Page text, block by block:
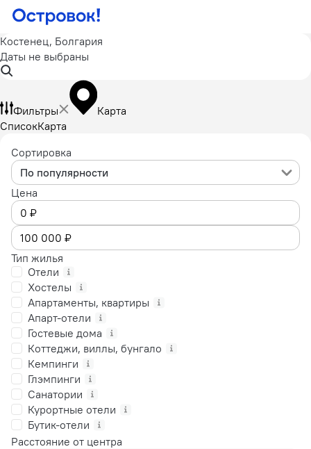
Костенец, Болгария
Даты не выбраны
Фильтры
Карта
СписокКарта
Сортировка
По популярности
Цена
Тип жилья
Отели
Хостелы
Апартаменты, квартиры
Апарт-отели
Гостевые дома
Коттеджи, виллы, бунгало
Кемпинги
Глэмпинги
Санатории
Курортные отели
Бутик-отели
Расстояние от центра